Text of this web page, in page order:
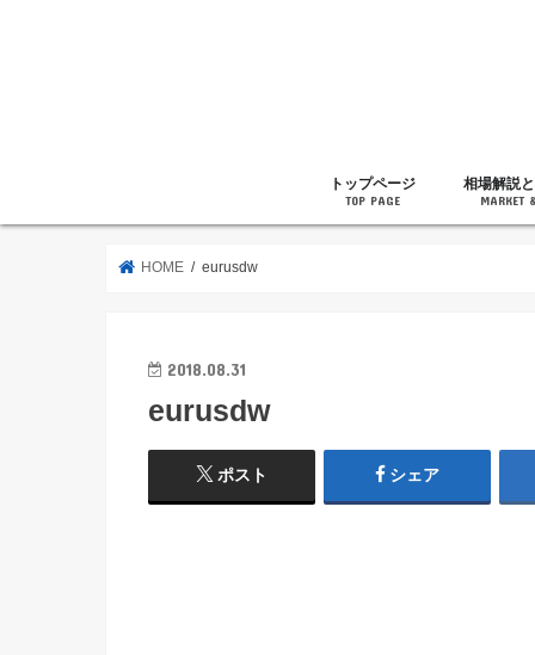
トップページ
TOP PAGE
相場解説
MARKET
HOME eurusdw
2018.08.31
eurusdw
ポスト シェア